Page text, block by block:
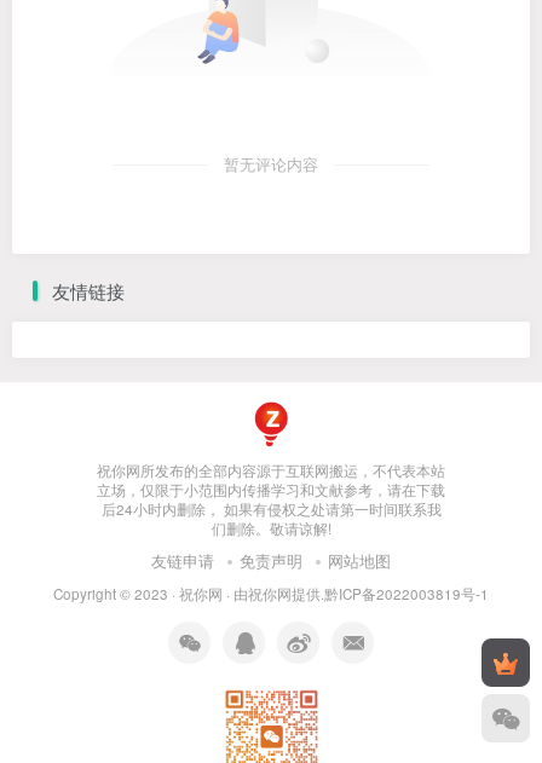
暂无评论内容
友情链接
祝你网所发布的全部内容源于互联网搬运，不代表本站
立场，仅限于小范围内传播学习和文献参考，请在下载
后24小时内删除， 如果有侵权之处请第一时间联系我
们删除。敬请谅解!
友链申请 免责声明 网站地图
Copyright © 2023 · 祝你网 · 由祝你网提供.黔ICP备2022003819号-1